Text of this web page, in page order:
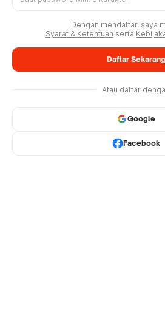
Dengan mendaftar, saya
Syarat & Ketentuan serta
Daftar Sekarang
Atau daftar
Google
Facebook